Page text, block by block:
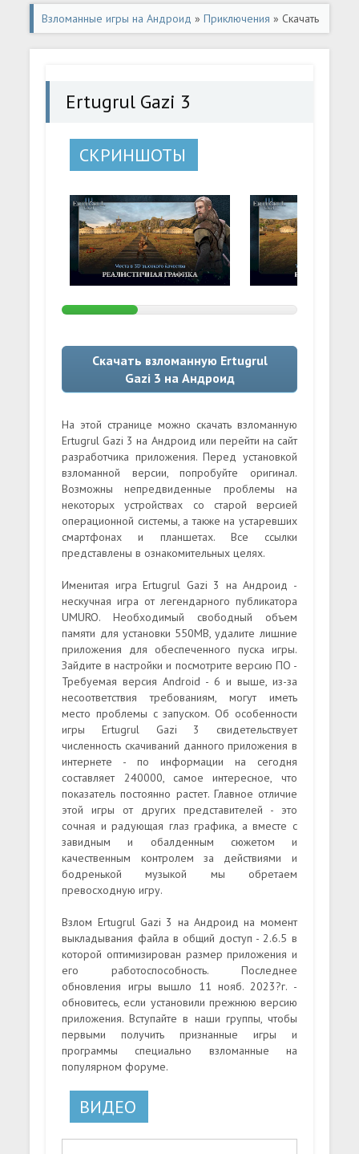
Взломанные игры на Андроид »Приключения » Скачать
Ertugrul Gazi 3 (Много монет) на Андроид
Ertugrul Gazi 3
СКРИНШОТЫ
Скачать взломанную Ertugrul
Gazi 3 на Андроид
На этой странице можно скачать взломанную
Ertugrul Gazi 3 на Андроид или перейти на сайт
разработчика приложения. Перед установкой
взломанной версии, попробуйте оригинал.
Возможны непредвиденные проблемы на
некоторых устройствах со старой версией
операционной системы, а также на устаревших
смартфонах и планшетах. Все ссылки
представлены в ознакомительных целях.
Именитая игра Ertugrul Gazi 3 на Андроид -
нескучная игра от легендарного публикатора
UMURO. Необходимый свободный объем
памяти для установки 550MB, удалите лишние
приложения для обеспеченного пуска игры.
Зайдите в настройки и посмотрите версию ПО -
Требуемая версия Android - 6 и выше, из-за
несоответствия требованиям, могут иметь
место проблемы с запуском. Об особенности
игры Ertugrul Gazi 3 свидетельствует
численность скачиваний данного приложения в
интернете - по информации на сегодня
составляет 240000, самое интересное, что
показатель постоянно растет. Главное отличие
этой игры от других представителей - это
сочная и радующая глаз графика, а вместе с
завидным и обалденным сюжетом и
качественным контролем за действиями и
бодренькой музыкой мы обретаем
превосходную игру.
Взлом Ertugrul Gazi 3 на Андроид на момент
выкладывания файла в общий доступ - 2.6.5 в
которой оптимизирован размер приложения и
его работоспособность. Последнее
обновления игры вышло 11 нояб. 2023?г. -
обновитесь, если установили прежнюю версию
приложения. Вступайте в наши группы, чтобы
первыми получить признанные игры и
программы специально взломанные на
популярном форуме.
ВИДЕО